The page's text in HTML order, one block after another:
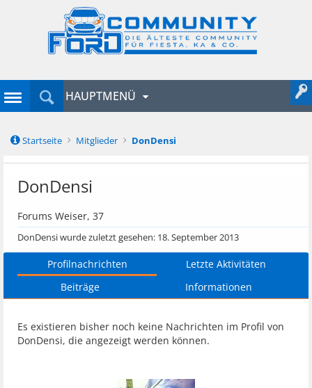
Startseite Mitglieder DonDensi
DonDensi
Forums Weiser, 37
DonDensi wurde zuletzt gesehen: 18. September 2013
Profilnachrichten
Letzte Aktivitäten
Beiträge
Informationen
Es existieren bisher noch keine Nachrichten im Profil von
DonDensi, die angezeigt werden können.
HAUPTMENÜ